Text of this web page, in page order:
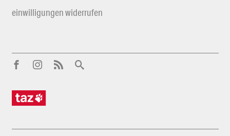
einwilligungen widerrufen